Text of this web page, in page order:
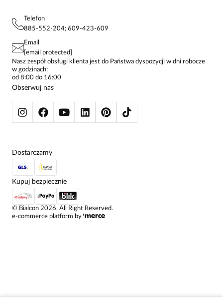
KONTAKTY
POLITYKA PRYWATNOŚCI
STREFA STAŁEGO KLIENTA
KOSZULE DAMSKIE
SPODNIE DAMSKIE
ŻAKIETY I MARYNARKI
SWETRY
BLUZY
Telefon
885-552-204; 609-423-609
Email
[email protected]
Nasz zespół obsługi klienta jest do Państwa dyspozycji w dni robocze
w godzinach:
od 8:00 do 16:00
Obserwuj nas
© Bialcon 2026. All Right Reserved.
e-commerce platform by
Dostarczamy
Kupuj bezpiecznie